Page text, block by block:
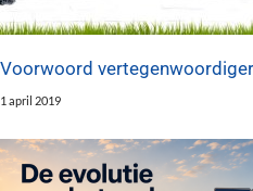
Voorwoord
1 april 2019